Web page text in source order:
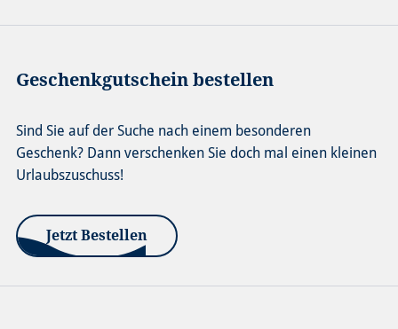
Geschenkgutschein bestellen
Sind Sie auf der Suche nach einem besonderen
Geschenk? Dann verschenken Sie doch mal einen kleinen
Urlaubszuschuss!
Jetzt Bestellen